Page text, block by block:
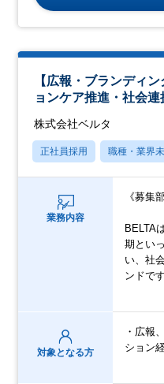
【広報・ブランディ
ョンケア推進・社会連
株式会社ベルタ
正社員採用 職種・業界
業務内容
《募集
BELTA
期とい
い、社
ンドです
対象となる方
・広報
ション